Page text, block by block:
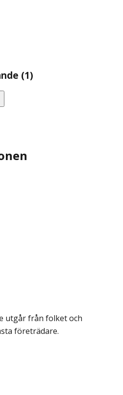
(1)
utgår från folket och
företrädare.